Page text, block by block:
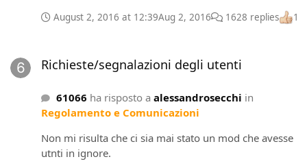
August 2, 2016 at 12:39Aug 2, 2016 1628 replies 1
Richieste/segnalazioni degli utenti
61066 ha risposto aalessandrosecchi in
Regolamento e Comunicazioni
Non mi risulta che ci sia mai stato un mod che avesse
utnti in ignore.